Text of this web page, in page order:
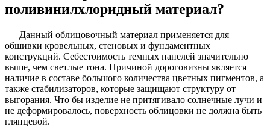
поливинилхлоридный материал?
Данный облицовочный материал применяется для
обшивки кровельных, стеновых и фундаментных
конструкций. Себестоимость темных панелей значительно
выше, чем светлые тона. Причиной дороговизны является
наличие в составе большого количества цветных пигментов, а
также стабилизаторов, которые защищают структуру от
выгорания. Что бы изделие не притягивало солнечные лучи и
не деформировалось, поверхность облицовки не должна быть
глянцевой.